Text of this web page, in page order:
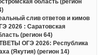
слив ответов и кимов
2026 : Саратовская
(регион 64)
ОГЭ 2026: Республика
(Якутия) (регион 14)